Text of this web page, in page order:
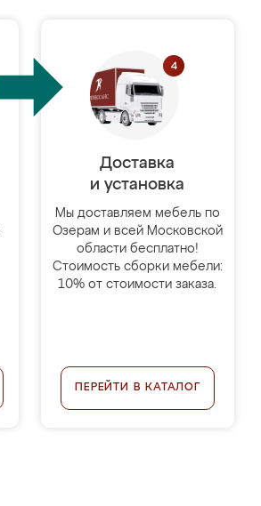
Доставка
и установка
Мы доставляем мебель по
Озерам и всей Московской
области бесплатно!
Стоимость сборки мебели:
10% от стоимости заказа.
ПЕРЕЙТИ В КАТАЛОГ